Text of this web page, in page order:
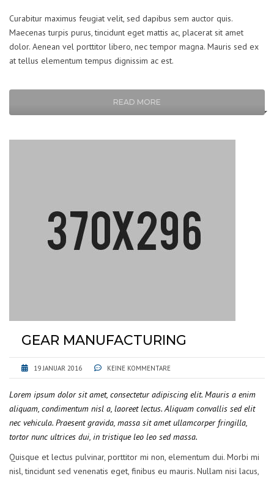
Curabitur maximus feugiat velit, sed dapibus sem auctor quis.
Maecenas turpis purus, tincidunt eget mattis ac, placerat sit amet
dolor. Aenean vel porttitor libero, nec tempor magna. Mauris sed ex
at tellus elementum tempus dignissim ac est.
READ MORE
GEAR MANUFACTURING
19 JANUAR 2016 KEINE KOMMENTARE
Lorem ipsum dolor sit amet, consectetur adipiscing elit. Mauris a enim
aliquam, condimentum nisl a, laoreet lectus. Aliquam convallis sed elit
nec vehicula. Praesent gravida, massa sit amet ullamcorper fringilla,
tortor nunc ultrices dui, in tristique leo leo sed massa.
Quisque et lectus pulvinar, porttitor mi non, elementum dui. Morbi mi
nisl, tincidunt sed venenatis eget, finibus eu mauris. Nullam nisi lacus,